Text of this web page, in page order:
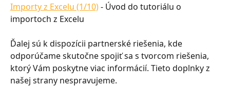
Importy z Excelu (1/10) - Úvod do tutoriálu o
importoch z Excelu
Ďalej sú k dispozícii partnerské riešenia, kde
odporúčame skutočne spojiť sa s tvorcom riešenia,
ktorý Vám poskytne viac informácií. Tieto doplnky z
našej strany nespravujeme.